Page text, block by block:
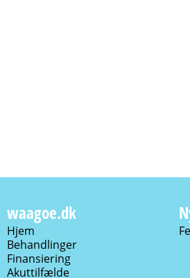
waagoe.dk
Hjem
Behandlinger
Finansiering
Akuttilfælde